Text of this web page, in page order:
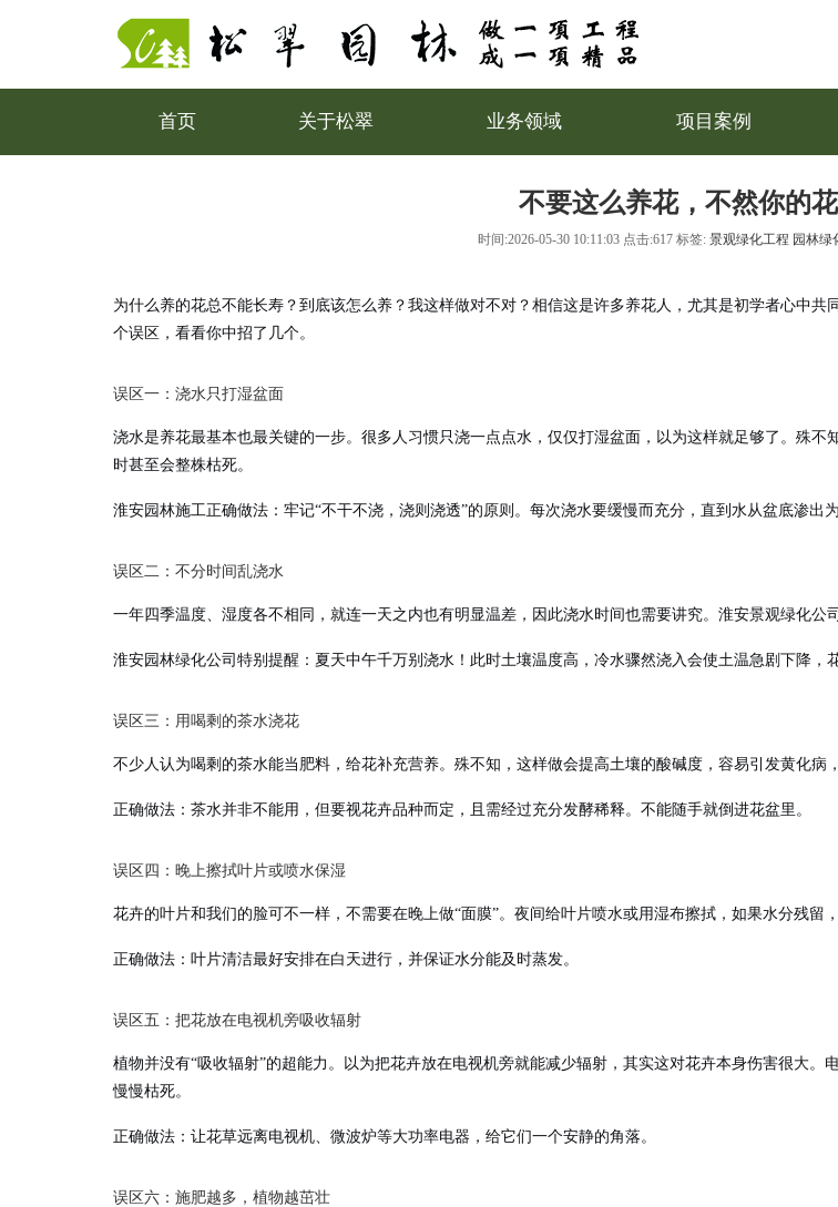
首页 关于松翠 业务领域 项目案例
不要这么养花，不然你的
时间:2026-05-30 10:11:03 点击:617 标签: 景观绿化工程 园林绿
为什么养的花总不能长寿？到底该怎么养？我这样做对不对？相信这是许多养花人，尤其是初学者心中共
个误区，看看你中招了几个。
误区一：浇水只打湿盆面
浇水是养花最基本也最关键的一步。很多人习惯只浇一点点水，仅仅打湿盆面，以为这样就足够了。殊
时甚至会整株枯死。
淮安园林施工正确做法 ：牢记“不干不浇，浇则浇透”的原则。每次浇水要缓慢而充分，直到水从盆底渗出为
误区二：不分时间乱浇水
一年四季温度、湿度各不相同，就连一天之内也有明显温差，因此浇水时间也需要讲究。 淮安景观绿化公司
淮安园林绿化公司 特别提醒 ：夏天中午千万别浇水！此时土壤温度高，冷水骤然浇入会使土温急剧下降，
误区三：用喝剩的茶水浇花
不少人认为喝剩的茶水能当肥料，给花补充营养。殊不知，这样做会提高土壤的酸碱度，容易引发黄化病
正确做法 ：茶水并非不能用，但要视花卉品种而定，且需经过充分发酵稀释。不能随手就倒进花盆里。
误区四：晚上擦拭叶片或喷水保湿
花卉的叶片和我们的脸可不一样，不需要在晚上做“面膜”。夜间给叶片喷水或用湿布擦拭，如果水分残留
正确做法 ：叶片清洁最好安排在白天进行，并保证水分能及时蒸发。
误区五：把花放在电视机旁吸收辐射
植物并没有“吸收辐射”的超能力。以为把花卉放在电视机旁就能减少辐射，其实这对花卉本身伤害很大
慢慢枯死。
正确做法 ：让花草远离电视机、微波炉等大功率电器，给它们一个安静的角落。
误区六：施肥越多，植物越茁壮